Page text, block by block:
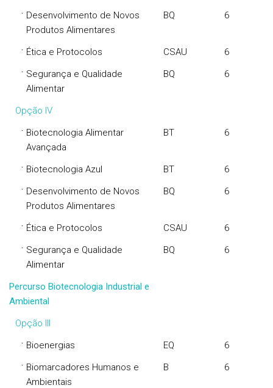
· Desenvolvimento de Novos
Produtos Alimentares
BQ 6
· Ética e Protocolos CSAU 6
· Segurança e Qualidade
Alimentar
BQ 6
Opção IV
· Biotecnologia Alimentar
Avançada
BT 6
· Biotecnologia Azul BT 6
· Desenvolvimento de Novos
Produtos Alimentares
BQ 6
· Ética e Protocolos CSAU 6
· Segurança e Qualidade
Alimentar
BQ 6
Percurso Biotecnologia Industrial e
Ambiental
Opção III
· Bioenergias EQ 6
· Biomarcadores Humanos e
Ambientais
B 6